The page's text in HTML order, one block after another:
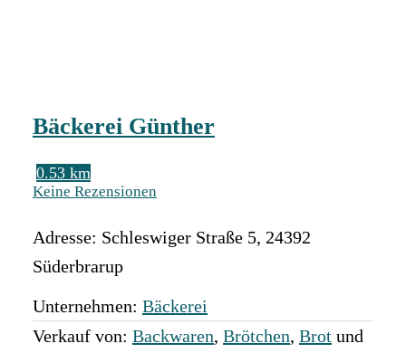
Bäckerei Günther
0.53 km
Keine Rezensionen
Adresse: Schleswiger Straße 5, 24392
Süderbrarup
Unternehmen: Bäckerei
Verkauf von: Backwaren, Brötchen, Brot und